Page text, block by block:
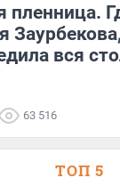
пленница.
вся
63 516
ТОП 5